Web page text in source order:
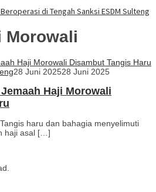
di Tengah Sanksi ESDM Sulteng
Morowali
28 Juni 202528 Juni 2025
Haji Morowali
haru dan bahagia menyelimuti
haji asal […]